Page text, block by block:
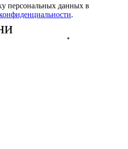
персональных данных в
.